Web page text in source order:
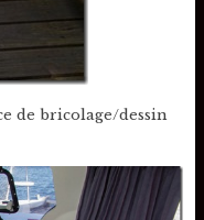
de bricolage/dessin